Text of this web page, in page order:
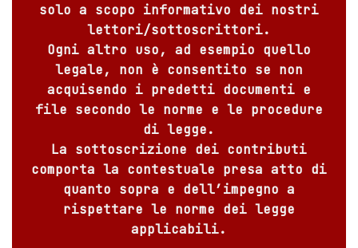
solo a scopo informativo dei nostri
lettori/sottoscrittori.
Ogni altro uso, ad esempio quello
legale, non è consentito se non
acquisendo i predetti documenti e
file secondo le norme e le procedure
di legge.
La sottoscrizione dei contributi
comporta la contestuale presa atto di
quanto sopra e dell’impegno a
rispettare le norme dei legge
applicabili.